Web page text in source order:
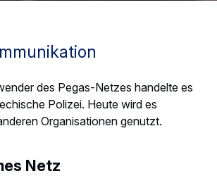
des Pegas-Netzes handelte es
Polizei. Heute wird es
Organisationen genutzt.
Netz